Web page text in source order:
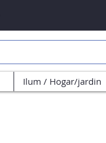
Ilum / Hogar/jardin